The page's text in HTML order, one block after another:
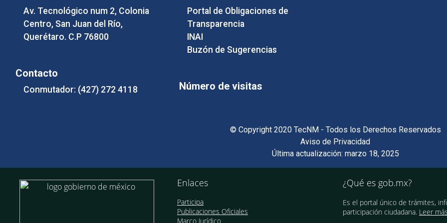
Av. Tecnológico num 2, Colonia
Centro, San Juan del Río,
Querétaro. C.P 76800
Contacto
Conmutador: (427) 272 4118
Portal de Obligaciones de
Transparencia
INAI
Buzón de Sugerencias
Número de visitas
© Copyright 2020 TecNM - Todos los Derechos Reservados
Aviso de Privacidad
Última actualización: marzo 18, 2025
Enlaces
Participa
Publicaciones Oficiales
Marco Jurídico
¿Qué es gob.mx?
Es el portal único de trámites,
participación ciudadana. Leer más